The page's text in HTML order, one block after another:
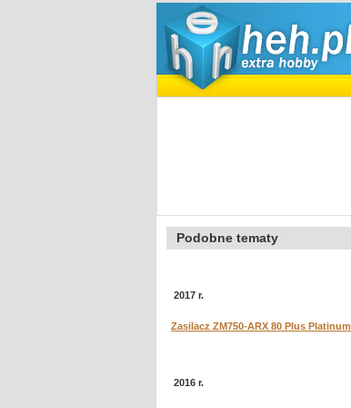
Podobne tematy
2017 r.
Zasilacz ZM750-ARX 80 Plus Platinum
2016 r.